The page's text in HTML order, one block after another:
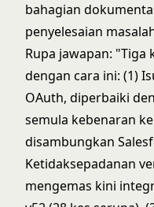
bahagian
penyelesaian
Rupa jawapan: "Tiga
dengan cara ini: (1)
OAuth, diperbaiki
semula kebenaran
disambungkan
Ketidaksepadanan
mengemas kini